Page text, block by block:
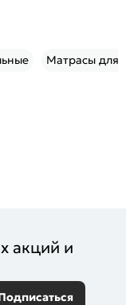
Матрасы для
акций и